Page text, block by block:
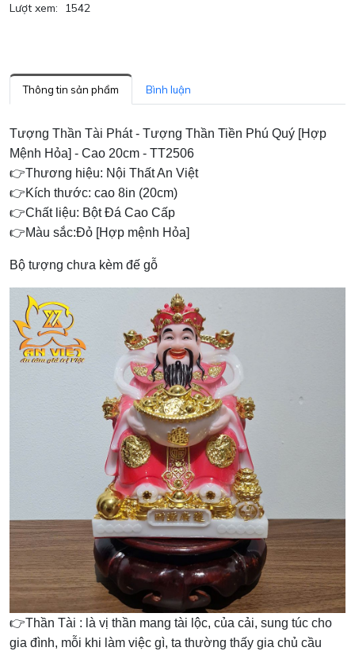
Lượt xem:
1542
Thông tin sản phẩm Bình luận
Tượng Thần Tài Phát - Tượng Thần Tiền Phú Quý [Hợp
Mệnh Hỏa] - Cao 20cm - TT2506
👉Thương hiệu: Nội Thất An Việt
👉Kích thước: cao 8in (20cm)
👉Chất liệu: Bột Đá Cao Cấp
👉Màu sắc:Đỏ [Hợp mệnh Hỏa]
Bộ tượng chưa kèm đế gỗ
👉Thần Tài : là vị thần mang tài lộc, của cải, sung túc cho
gia đình, mỗi khi làm việc gì, ta thường thấy gia chủ cầu